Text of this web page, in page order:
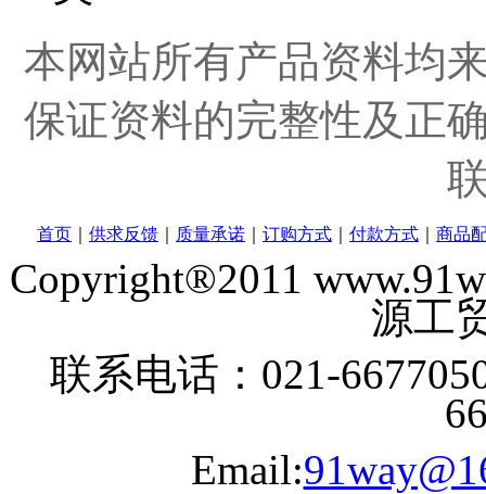
本网站所有产品资料均
保证资料的完整性及正
首页 供求反馈 质量承诺 订购方式 付款方式 商品
Copyright®2011
源工
联系电话：021-
Email: